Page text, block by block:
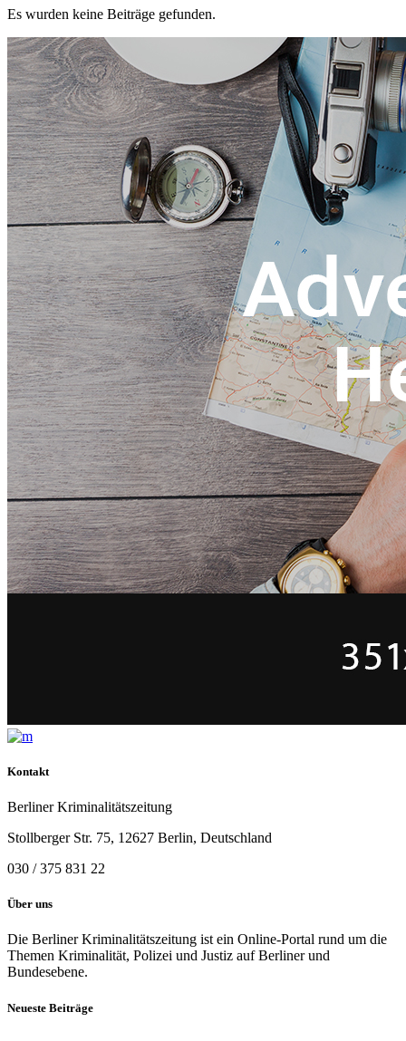
Es wurden keine Beiträge gefunden.
Kontakt
Berliner Kriminalitätszeitung
Stollberger Str. 75, 12627 Berlin, Deutschland
030 / 375 831 22
Über uns
Die Berliner Kriminalitätszeitung ist ein Online-Portal rund um die
Themen Kriminalität, Polizei und Justiz auf Berliner und
Bundesebene.
Neueste Beiträge